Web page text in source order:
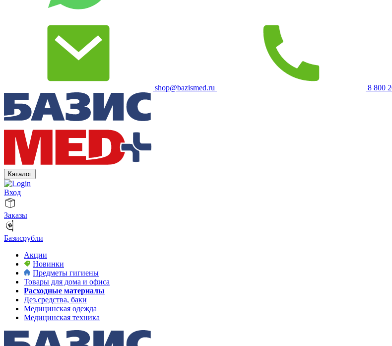
shop@bazismed.ru 8 800
Каталог
Вход
Заказы
Базисрубли
Акции
Новинки
Предметы гигиены
Товары для дома и офиса
Расходные материалы
Дез.средства, баки
Медицинская одежда
Медицинская техника